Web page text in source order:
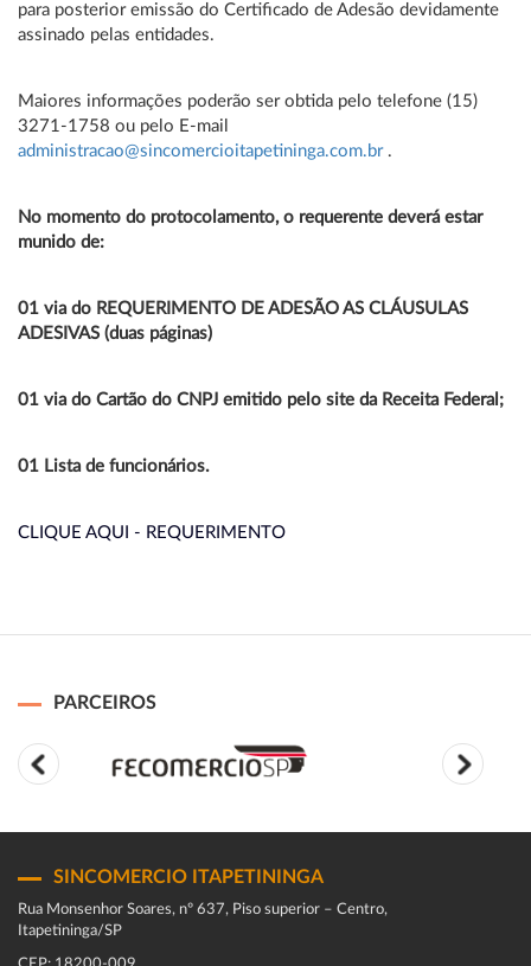
para posterior emissão do Certificado de Adesão devidamente
assinado pelas entidades.
Maiores informações poderão ser obtida pelo telefone (15)
3271-1758 ou pelo E-mail
administracao@sincomercioitapetininga.com.br.
No momento do protocolamento, o requerente deverá estar
munido de:
01 via do REQUERIMENTO DE ADESÃO AS CLÁUSULAS
ADESIVAS (duas páginas)
01 via do Cartão do CNPJ emitido pelo site da Receita Federal;
01 Lista de funcionários.
CLIQUE AQUI - REQUERIMENTO
PARCEIROS
SINCOMERCIO ITAPETININGA
Rua Monsenhor Soares, nº 637, Piso superior – Centro,
Itapetininga/SP